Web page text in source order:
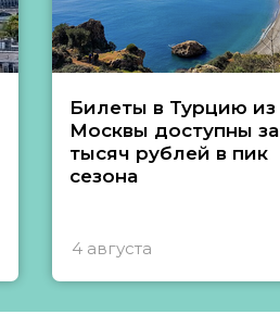
Билеты в Турцию из
Москвы доступны
тысяч рублей в пик
сезона
4 августа